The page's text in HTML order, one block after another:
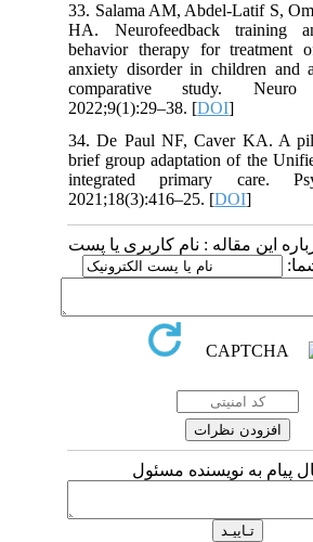
33. Salama AM, Abdel-Latif S,
HA. Neurofeedback training
behavior therapy for treatment
anxiety disorder in children and
comparative study. Neuro
2022;9(1):29–38. [DOI
34. De Paul NF, Caver KA. A
brief group adaptation of the
integrated primary care.
2021;18(3):416–25. [DOI
این مقاله : نام کاربری یا پست
پیام به نویسنده مسئول